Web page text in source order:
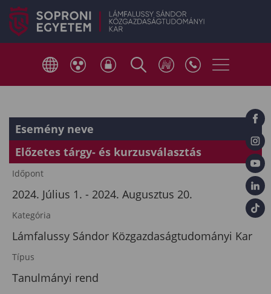
Esemény neve
Előzetes tárgy- és kurzusválasztás
Időpont
2024. Július 1. - 2024. Augusztus 20.
Kategória
Lámfalussy Sándor Közgazdaságtudományi Kar
Típus
Tanulmányi rend